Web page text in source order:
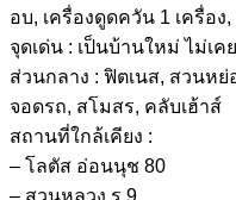
อบ, เครื่องดูดควัน 1 เครื่อ
จุดเด่น : เป็นบ้านใหม่ ไม่เค
ส่วนกลาง : ฟิตเนส, สวนหย่
จอดรถ, สโมสร, คลับเฮ้าส์
สถานที่ใกล้เคียง :
– โลตัส อ่อนนุช 80